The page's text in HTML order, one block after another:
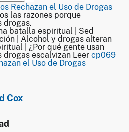
Rechazan el Uso de Drogas
las razones porque
drogas.
batalla espiritual | Sed
| Alcohol y drogas alteran
| ¿Por qué gente usan
drogas escalvizan Leer cp069
el Uso de Drogas
Cox